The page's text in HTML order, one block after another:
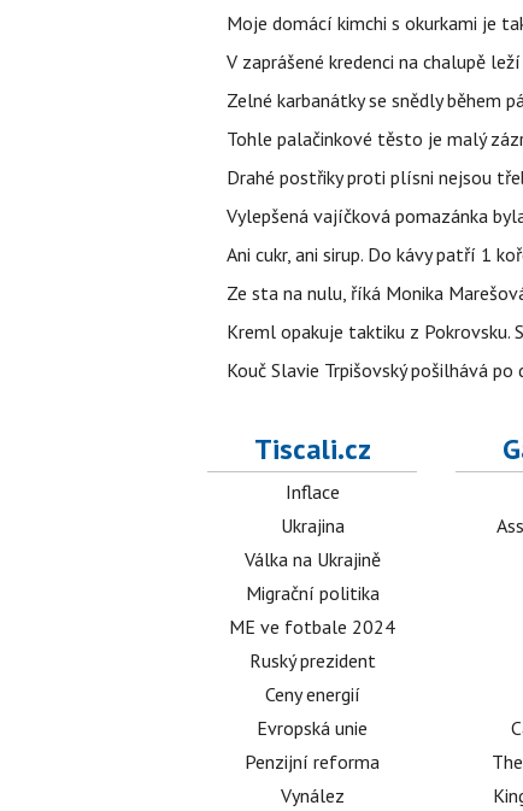
Moje domácí kimchi s okurkami je
V zaprášené kredenci na chalupě
Zelné karbanátky se snědly během
Tohle palačinkové těsto je malý
Drahé postřiky proti plísni nejsou
Vylepšená vajíčková pomazánka
Ani cukr, ani sirup. Do kávy patří 1
Ze sta na nulu, říká Monika
Kreml opakuje taktiku z Pokrovsku.
Kouč Slavie Trpišovský pošilhává
Tiscali.cz
Inflace
Ukrajina
Válka na Ukrajině
Migrační politika
ME ve fotbale 2024
Ruský prezident
Ceny energií
Evropská unie
Penzijní reforma
Vynález